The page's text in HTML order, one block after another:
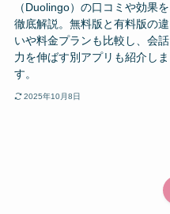
（Duolingo）の口コミや効果を
徹底解説。無料版と有料版の違
いや料金プランも比較し、会話
力を伸ばす別アプリも紹介しま
す。
2025年10月8日